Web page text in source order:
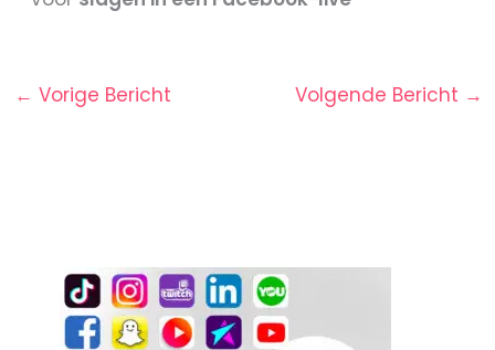
← Vorige Bericht Volgende Bericht →